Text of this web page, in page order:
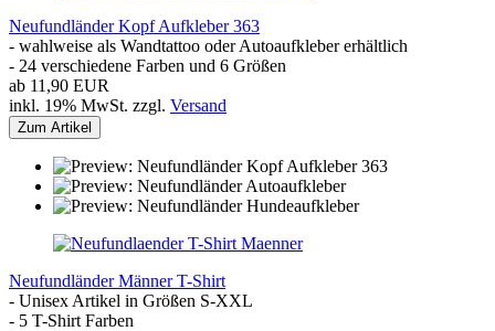
Neufundländer Kopf Aufkleber 363
- wahlweise als Wandtattoo oder Autoaufkleber erhältlich
- 24 verschiedene Farben und 6 Größen
ab 11,90 EUR
inkl. 19% MwSt. zzgl. Versand
Zum Artikel
Neufundländer Männer T-Shirt
- Unisex Artikel in Größen S-XXL
- 5 T-Shirt Farben